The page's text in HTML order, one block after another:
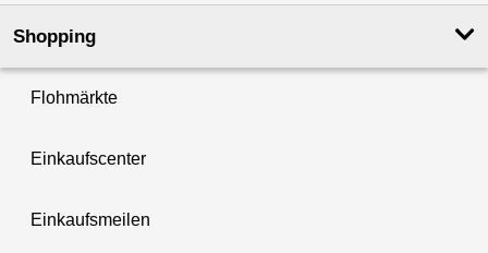
Shopping
Flohmärkte
Einkaufscenter
Einkaufsmeilen